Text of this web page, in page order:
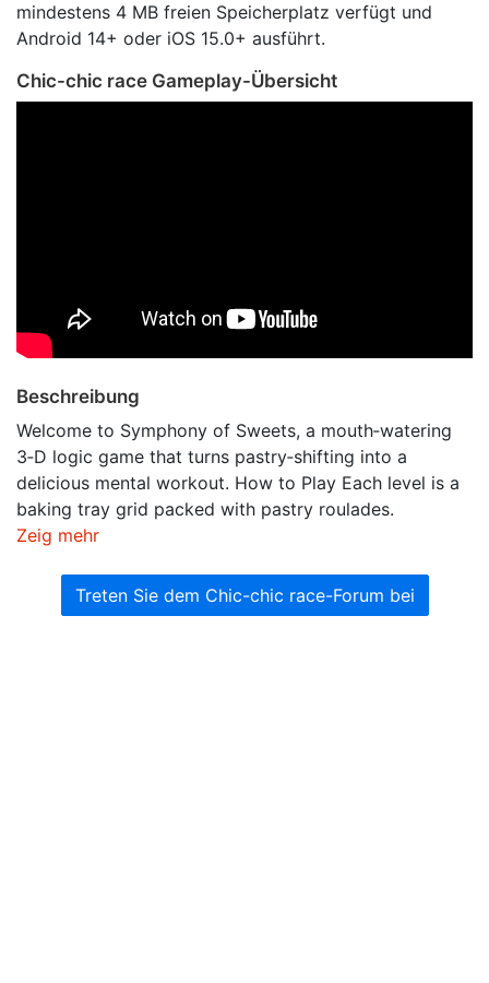
mindestens 4 MB freien Speicherplatz verfügt und
Android 14+ oder iOS 15.0+ ausführt.
Chic-chic race Gameplay-Übersicht
Beschreibung
Welcome to Symphony of Sweets, a mouth‑watering
3‑D logic game that turns pastry‑shifting into a
delicious mental workout. How to Play Each level is a
baking tray grid packed with pastry roulades.
Zeig mehr
Treten Sie dem Chic-chic race-Forum bei